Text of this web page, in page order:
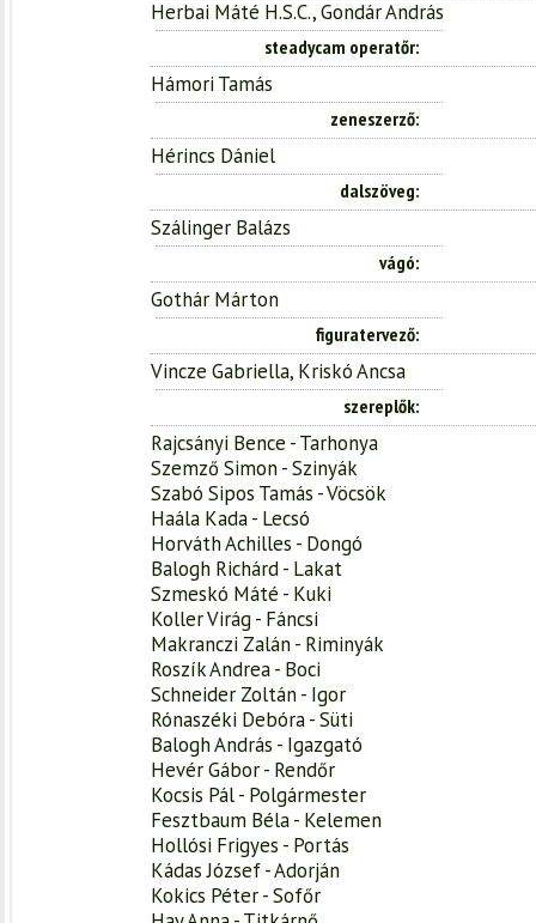
Herbai Máté H.S.C., Gondár András
steadycam operatőr
Hámori Tamás
zeneszerző
Hérincs Dániel
dalszöveg
Szálinger Balázs
vágó
Gothár Márton
figuratervező
Vincze Gabriella, Kriskó Ancsa
szereplők
Rajcsányi Bence - Tarhonya
Szemző Simon - Szinyák
Szabó Sipos Tamás - Vöcsök
Haála Kada - Lecsó
Horváth Achilles - Dongó
Balogh Richárd - Lakat
Szmeskó Máté - Kuki
Koller Virág - Fáncsi
Makranczi Zalán - Riminyák
Roszík Andrea - Boci
Schneider Zoltán - Igor
Rónaszéki Debóra - Süti
Balogh András - Igazgató
Hevér Gábor - Rendőr
Kocsis Pál - Polgármester
Fesztbaum Béla - Kelemen
Hollósi Frigyes - Portás
Kádas József - Adorján
Kokics Péter - Sofőr